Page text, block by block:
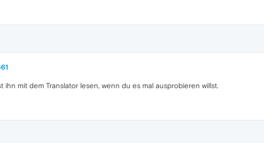
ihn mit dem Translator lesen, wenn du es mal ausprobieren willst.